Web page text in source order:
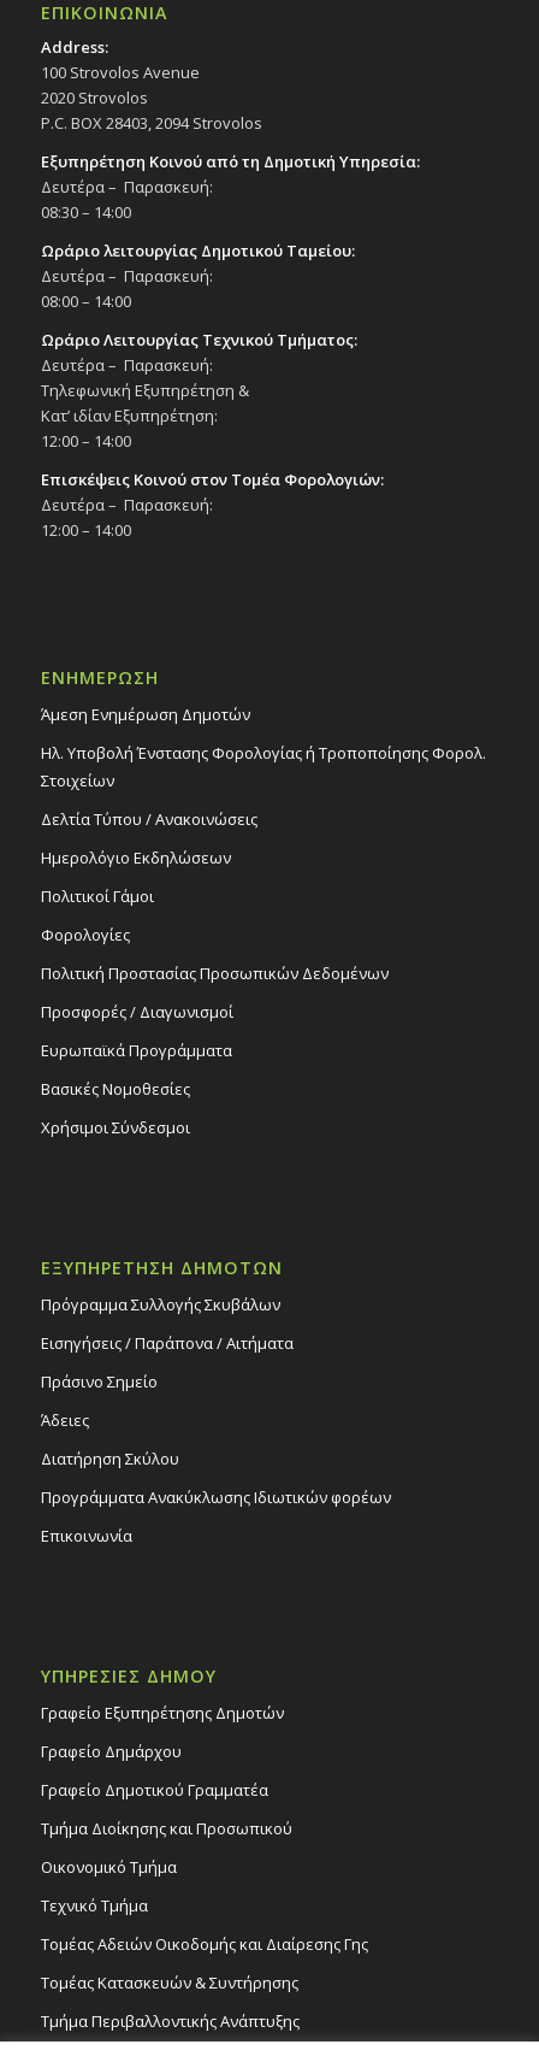
ΕΠΙΚΟΙΝΩΝΙΑ
Address:
100 Strovolos Avenue
2020 Strovolos
P.C. BOX 28403, 2094 Strovolos
Εξυπηρέτηση Κοινού από τη Δημοτική Υπηρεσία:
Δευτέρα – Παρασκευή:
08:30 – 14:00
Ωράριο λειτουργίας Δημοτικού Ταμείου:
Δευτέρα – Παρασκευή:
08:00 – 14:00
Ωράριο Λειτουργίας Τεχνικού Τμήματος:
Δευτέρα – Παρασκευή:
Τηλεφωνική Εξυπηρέτηση &
Κατ’ ιδίαν Εξυπηρέτηση:
12:00 – 14:00
Επισκέψεις Κοινού στον Τομέα Φορολογιών:
Δευτέρα – Παρασκευή:
12:00 – 14:00
ΕΝΗΜΕΡΩΣΗ
Άμεση Ενημέρωση Δημοτών
Ηλ. Υποβολή Ένστασης Φορολογίας ή Τροποποίησης Φορολ.
Στοιχείων
Δελτία Τύπου / Ανακοινώσεις
Ημερολόγιο Εκδηλώσεων
Πολιτικοί Γάμοι
Φορολογίες
Πολιτική Προστασίας Προσωπικών Δεδομένων
Προσφορές / Διαγωνισμοί
Ευρωπαϊκά Προγράμματα
Βασικές Νομοθεσίες
Χρήσιμοι Σύνδεσμοι
ΕΞΥΠΗΡΕΤΗΣΗ ΔΗΜΟΤΩΝ
Πρόγραμμα Συλλογής Σκυβάλων
Εισηγήσεις / Παράπονα / Αιτήματα
Πράσινο Σημείο
Άδειες
Διατήρηση Σκύλου
Προγράμματα Ανακύκλωσης Ιδιωτικών φορέων
Επικοινωνία
ΥΠΗΡΕΣΙΕΣ ΔΗΜΟΥ
Γραφείο Εξυπηρέτησης Δημοτών
Γραφείο Δημάρχου
Γραφείο Δημοτικού Γραμματέα
Τμήμα Διοίκησης και Προσωπικού
Οικονομικό Τμήμα
Τεχνικό Τμήμα
Τομέας Αδειών Οικοδομής και Διαίρεσης Γης
Τομέας Κατασκευών & Συντήρησης
Τμήμα Περιβαλλοντικής Ανάπτυξης